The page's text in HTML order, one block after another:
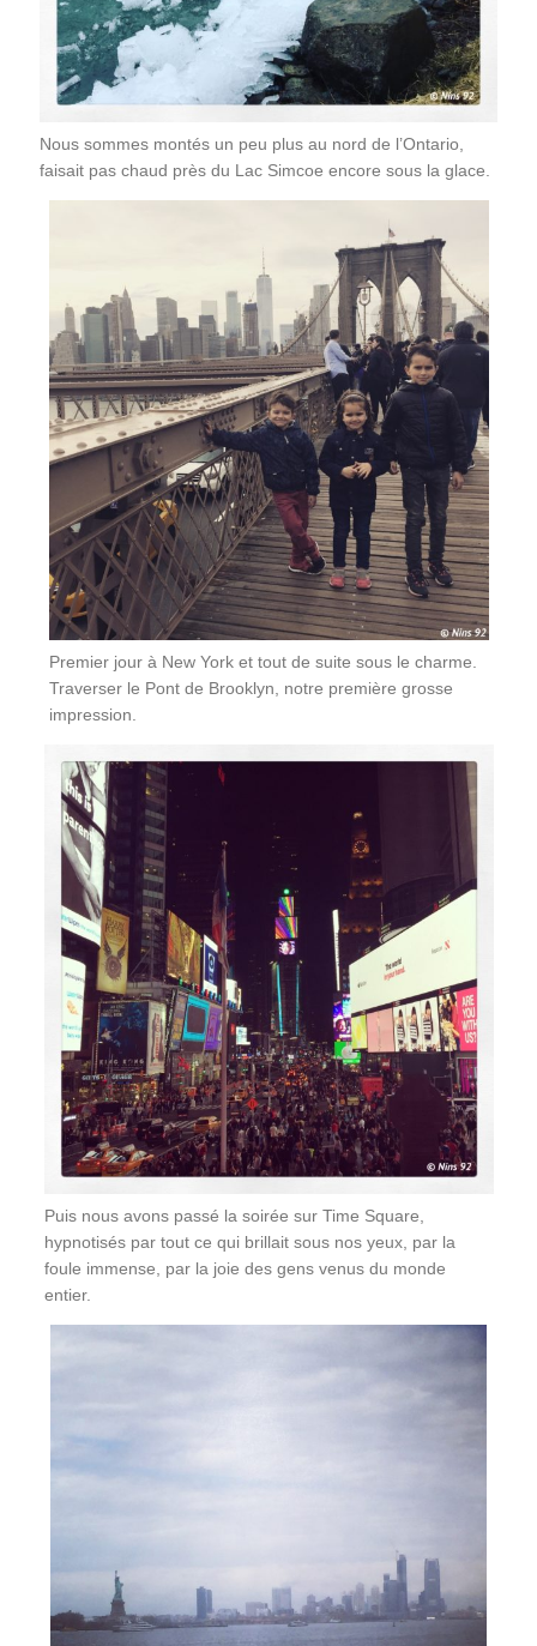
Nous sommes montés un peu plus au nord de l’Ontario,
faisait pas chaud près du Lac Simcoe encore sous la glace.
Premier jour à New York et tout de suite sous le charme.
Traverser le Pont de Brooklyn, notre première grosse
impression.
Puis nous avons passé la soirée sur Time Square,
hypnotisés par tout ce qui brillait sous nos yeux, par la
foule immense, par la joie des gens venus du monde
entier.